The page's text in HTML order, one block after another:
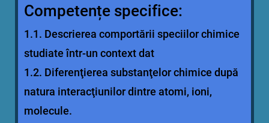
Competențe specifice:
1.1. Descrierea comportării speciilor chimice
studiate într-un context dat
1.2. Diferenţierea substanţelor chimice după
natura interacţiunilor dintre atomi, ioni,
molecule.